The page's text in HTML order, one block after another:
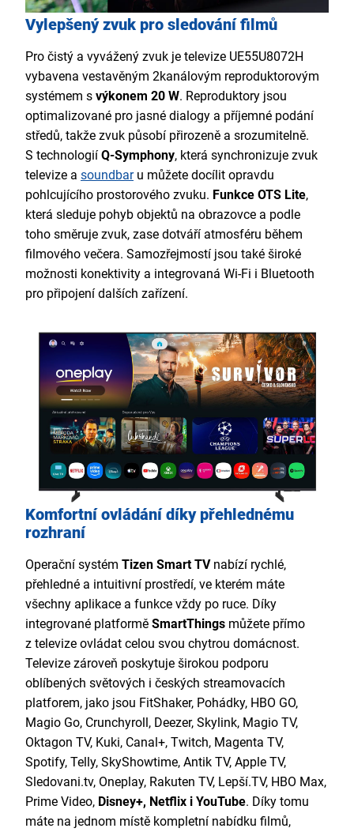
Vylepšený zvuk pro sledování filmů
Pro čistý a vyvážený zvuk je televize UE55U8072H
vybavena vestavěným 2kanálovým reproduktorovým
systémem s výkonem 20 W. Reproduktory jsou
optimalizované pro jasné dialogy a příjemné podání
středů, takže zvuk působí přirozeně a srozumitelně.
S technologií Q-Symphony, která synchronizuje zvuk
televize a soundbaru můžete docílit opravdu
pohlcujícího prostorového zvuku. Funkce OTS Lite,
která sleduje pohyb objektů na obrazovce a podle
toho směruje zvuk, zase dotváří atmosféru během
filmového večera. Samozřejmostí jsou také široké
možnosti konektivity a integrovaná Wi-Fi i Bluetooth
pro připojení dalších zařízení.
Komfortní ovládání díky přehlednému
rozhraní
Operační systém Tizen Smart TVnabízí rychlé,
přehledné a intuitivní prostředí, ve kterém máte
všechny aplikace a funkce vždy po ruce. Díky
integrované platformě SmartThings můžete přímo
z televize ovládat celou svou chytrou domácnost.
Televize zároveň poskytuje širokou podporu
oblíbených světových i českých streamovacích
platforem, jako jsou FitShaker, Pohádky, HBO GO,
Magio Go, Crunchyroll, Deezer, Skylink, Magio TV,
Oktagon TV, Kuki, Canal+, Twitch, Magenta TV,
Spotify, Telly, SkyShowtime, Antik TV, Apple TV,
Sledovani.tv, Oneplay, Rakuten TV, Lepší.TV, HBO Max,
Prime Video, Disney+, Netflix i YouTube. Díky tomu
máte na jednom místě kompletní nabídku filmů,